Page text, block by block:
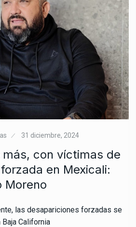
31 diciembre, 2024
con víctimas de
en Mexicali:
Moreno
las desapariciones forzadas se
California